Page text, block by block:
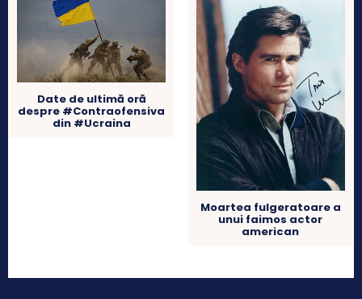
Date de ultimă oră
despre #Contraofensiva
din #Ucraina
Moartea fulgeratoare a
unui faimos actor
american